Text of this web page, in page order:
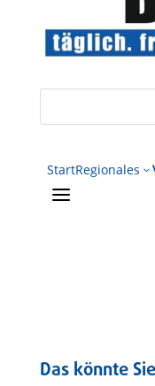
StartRegionales 3
a
Das könnte